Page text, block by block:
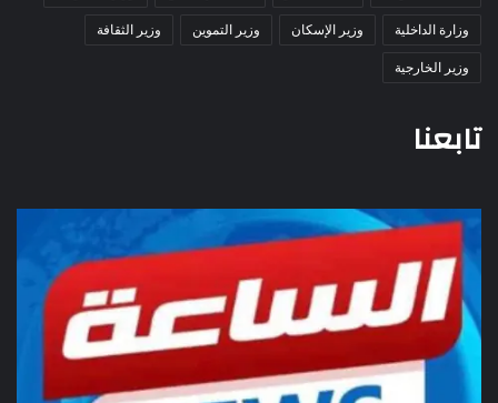
وزارة الداخلية
وزير الإسكان وزير التموين
وزير الثقافة
وزير الخارجية
تابعنا